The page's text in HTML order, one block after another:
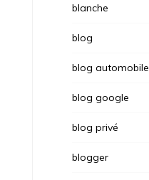
blanche
blog
blog automobile
blog google
blog privé
blogger